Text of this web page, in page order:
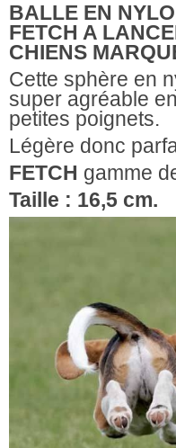
BALLE EN N
FETCH A
CHIENS
Cette sphère en
super agréable
petites poignets.
Légère donc
FETCH gamme
Taille : 16,5 cm.